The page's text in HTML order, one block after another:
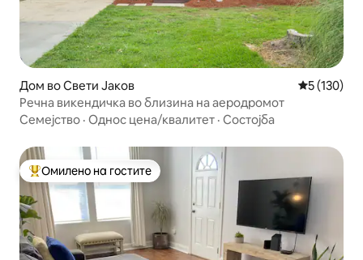
Дом во Свети Јаков Просечна
5 (130)
Речна викендичка во близина на аеродромот
Семејство · Однос цена/квалитет · Состојба
Меѓу најуспешните „Омилени на гостите“
Омилено на гостите